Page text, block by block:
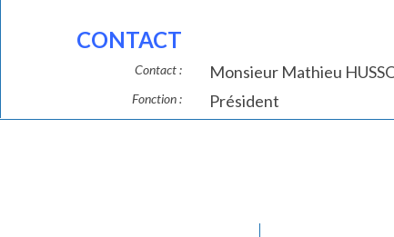
CONTACT
Contact : Monsieur Mathieu
Fonction : Président